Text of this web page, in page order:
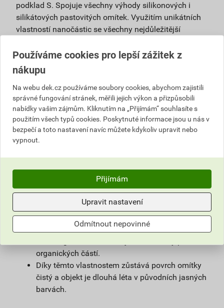
podklad S. Spojuje všechny výhody silikonových i
silikátových pastovitých omítek. Využitím unikátních
vlastností nanočástic se všechny nejdůležitější
Je vhodná pro použití v exteriéru i interiéru a pro
povrchové úpravy sanačních omítek a systémů
na vlhké zdivo.
Použitím samočisticí omítky weberpas
extraClean se výrazně prodlužuje životnost
fasády a podstatně snižují náklady na její
údržbu.
Díky velmi malému podílu organických částic
obsažených v omítce, vzniká na povrchu omítky
vlivem proudění vzduchu jen nepatrný
elektrostatický náboj a prach z ovzduší na
povrchu omítky neulpívá.
Omítka je zároveň hydrofobní. Tím zůstává na
povrchu fasády minimum vody, která utváří
dobré živné podmínky pro mikroorganismy, růstu
organických částí.
Díky těmto vlastnostem zůstává povrch omítky
čistý a objekt je dlouhá léta v původních jasných
barvách.
Používáme cookies pro lepší zážitek z
nákupu
Na webu dek.cz používáme soubory cookies, abychom zajistili
správné fungování stránek, měřili jejich výkon a přizpůsobili
nabídky vašim zájmům. Kliknutím na „Přijímám“ souhlasíte s
použitím všech typů cookies. Poskytnuté informace jsou u nás v
bezpečí a toto nastavení navíc můžete kdykoliv upravit nebo
vypnout.
Přijímám
Upravit nastavení
Odmítnout nepovinné